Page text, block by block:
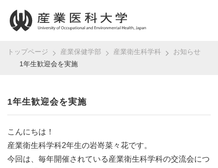
トップページ 産業保健学部 産業衛生科学科
お知らせ
1年生歓迎会を実施
1年生歓迎会を実施
こんにちは！
産業衛生科学科2年生の岩嵜菜々花です。
今回は、毎年開催されている産業衛生科学科の交流会につ